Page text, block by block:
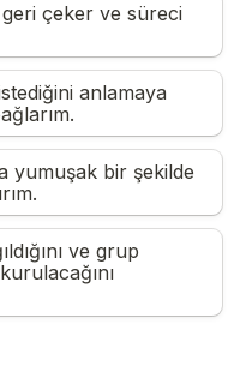
çeker ve süreci
anlamaya
yumuşak bir şekilde
ve grup